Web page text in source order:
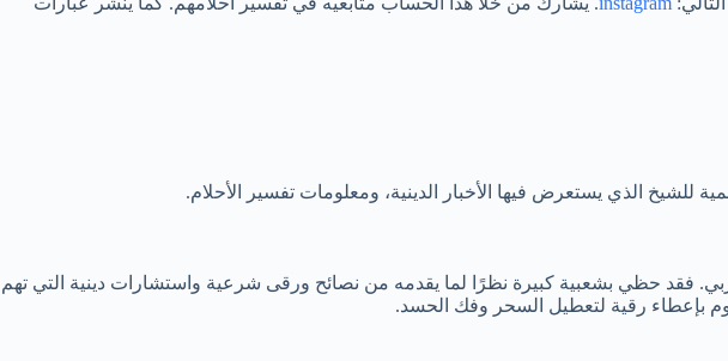
للشيخ الذي يستعرض فيها الأخبار الدينية، ومعلومات تفسير الأحلام.
فقد حظي بشعبية كبيرة نظرًا لما يقدمه من نصائح ورقى شرعية واستشارات دينية التي تهم
بإعطاء رقية لتعطيل السحر وفك الحسد.